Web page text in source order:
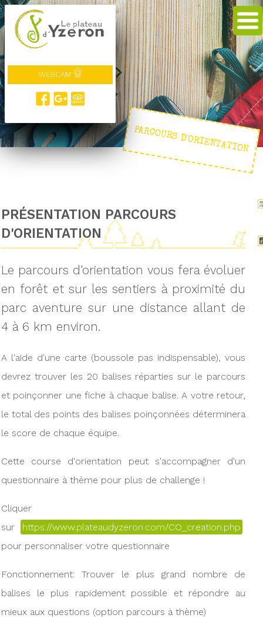
WEBCAM
PARCOURS D'ORIENTATION
PRÉSENTATION PARCOURS
D'ORIENTATION
Le parcours d'orientation vous fera évoluer
en forêt et sur les sentiers à proximité du
parc aventure sur une distance allant de
4 à 6 km environ.
A l'aide d'une carte (boussole pas indispensable), vous
devrez trouver les 20 balises réparties sur le parcours
et poinçonner une fiche à chaque balise. A votre retour,
le total des points des balises poinçonnées déterminera
le score de chaque équipe.
Cette course d'orientation peut s'accompagner d'un
questionnaire à thème pour plus de challenge !
Cliquer
sur
https://www.plateaudyzeron.com/CO_creation.php
pour personnaliser votre questionnaire
Fonctionnement: Trouver le plus grand nombre de
balises le plus rapidement possible et répondre au
mieux aux questions (option parcours à thème)